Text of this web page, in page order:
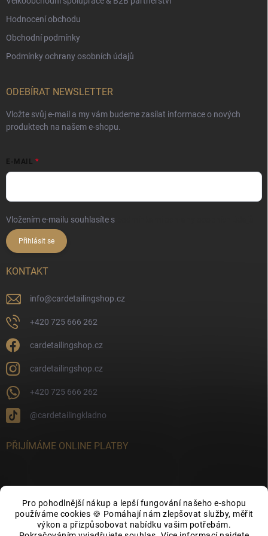
Pro pohodlnější nákup a lepší fungování našeho e-shopu
používáme cookies 🍪 Pomáhají nám zlepšovat služby, měřit
výkon a přizpůsobovat nabídku vašim potřebám.
Hodnocení obchodu
Obchodní podmínky
Podmínky ochrany osobních údajů
ODEBÍRAT NEWSLETTER
Vložte svůj e-mail a my vám budeme zasílat informace o nových
produktech na našem e-shopu.
E-MAIL
Vložením e-mailu souhlasíte s
Přihlásit se
KONTAKT
info@cardetailingshop.cz
+420 725 666 262
cardetailingshop.cz
cardetailingshop.cz
+420 725 666 262
@cardetailingkladno
PŘIJÍMÁME ONLINE PLATBY
FACEBOOK